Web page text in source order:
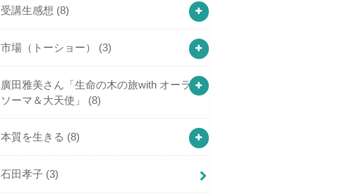
受講生感想 (8)
市場（トーショー） (3)
廣田雅美さん「生命の木の旅with オーラ
ソーマ＆大天使」 (8)
本質を生きる (8)
石田孝子 (3)